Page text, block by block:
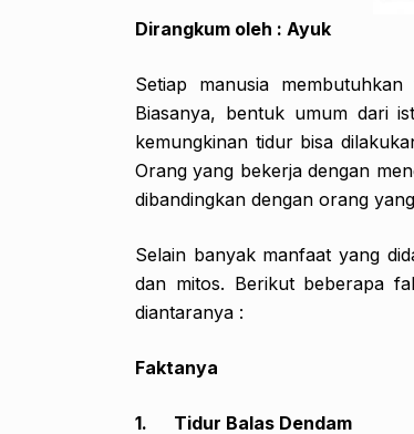
Dirangkum oleh : Ayuk
Setiap manusia
Biasanya, bentuk umum dari
kemungkinan tidur bisa
Orang yang bekerja dengan
dibandingkan dengan orang
Selain banyak manfaat yang
dan mitos. Berikut beberapa
diantaranya :
Faktanya
1. Tidur Balas Dendam